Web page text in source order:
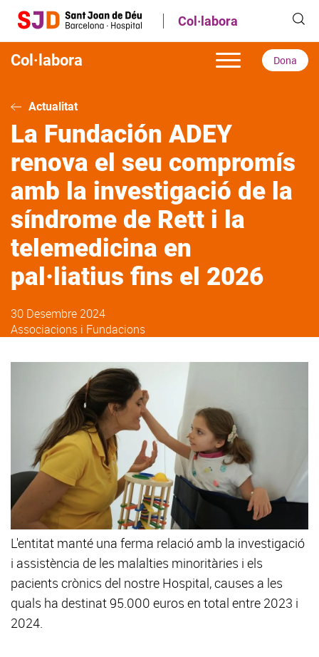
contingut
Col·labora
Col·labora Dona
Actualitat
La Fundación ADEY
renova el seu compromís
amb la investigació de la
síndrome de Rett i la
telemedicina en
pal·liatius fins el 2026
30 Desembre 2024
Associacions i Fundacions
L'entitat manté una ferma relació amb la investigació
i assistència de les malalties minoritàries i els
pacients crònics del nostre Hospital, causes a les
quals ha destinat 95.000 euros en total entre 2023 i
2024.